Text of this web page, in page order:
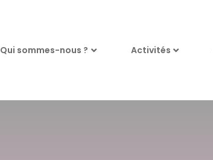
Qui sommes-nous ? Activités